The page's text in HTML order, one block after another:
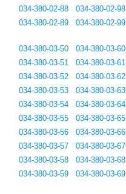
034-380-02-88
034-380-02-89
034-380-02-98
034-380-02-99
034-380-03-50
034-380-03-51
034-380-03-52
034-380-03-53
034-380-03-54
034-380-03-55
034-380-03-56
034-380-03-57
034-380-03-58
034-380-03-59
034-380-03-60
034-380-03-61
034-380-03-62
034-380-03-63
034-380-03-64
034-380-03-65
034-380-03-66
034-380-03-67
034-380-03-68
034-380-03-69